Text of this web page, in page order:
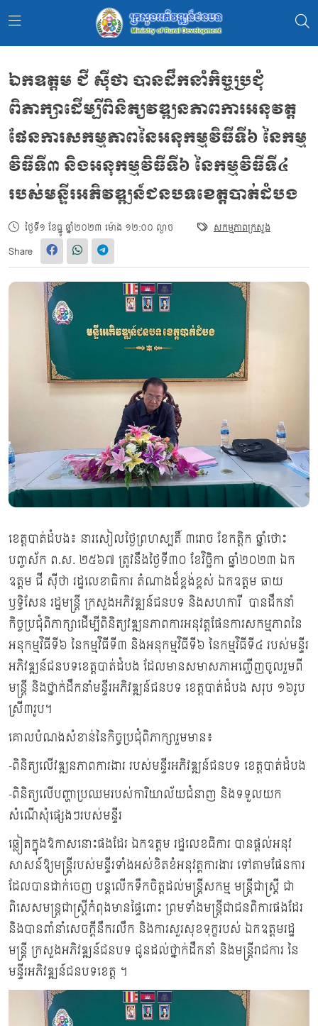
ឯកឧត្តម ជី ស៊ីថា បានដឹកនាំកិច្ចប្រជុំ
ពិភាក្សាដើម្បីពិនិត្យវឌ្ឍនភាពការអនុវត្ត
ផែនការសកម្មភាពនៃអនុកម្មវិធីទី៦ នៃកម្ម
វិធីទី៣ និងអនុកម្មវិធីទី៦ នៃកម្មវិធីទី៤
របស់មន្ទីរអភិវឌ្ឍន៍ជនបទខេត្តបាត់ដំបង
ថ្ងៃទី១ ខែធ្នូ ឆ្នាំ២០២៣ ម៉ោង ១២:០០ ល្ងាច សកម្មភាពក្រសួង
Share
ខេត្តបាត់ដំបង៖ នារសៀលថ្ងៃព្រហស្បតិ៍ ៣រោច ខែកត្តិក ឆ្នាំថោះ
បញ្ចស័ក ព.ស. ២៥៦៧ ត្រូវនឹងថ្ងៃទី៣០ ខែវិច្ឆិកា ឆ្នាំ២០២៣ ឯក
ឧត្តម ជី ស៊ីថា រដ្ឋលេខាធិការ តំណាងដ៏ខ្ពង់ខ្ពស់ ឯកឧត្ដម ឆាយ
ឫទ្ធិសែន រដ្ឋមន្ត្រី ក្រសួងអភិវឌ្ឍន៍ជនបទ និងសហការី បានដឹកនាំ
កិច្ចប្រជុំពិភាក្សាដើម្បីពិនិត្យវឌ្ឍនភាពការអនុវត្តផែនការសកម្មភាពនៃ
អនុកម្មវិធីទី៦ នៃកម្មវិធីទី៣ និងអនុកម្មវិធីទី៦ នៃកម្មវិធីទី៤ របស់មន្ទីរ
អភិវឌ្ឍន៍ជនបទខេត្តបាត់ដំបង ដែលមានសមាសភាអញ្ជើញចូលរួមពី
មន្ត្រី និងថ្នាក់ដឹកនាំមន្ទីរអភិវឌ្ឍន៍ជនបទ ខេត្តបាត់ដំបង សរុប ១៦រូប
ស្រី៣រូប។
គោលបំណងសំខាន់នៃកិច្ចប្រជុំពិភាក្សារួមមាន៖
-ពិនិត្យលើវឌ្ឍនភាពការងារ របស់មន្ទីរអភិវឌ្ឍន៍ជនបទ ខេត្តបាត់ដំបង
-ពិនិត្យលើបញ្ហាប្រឈមរបស់ការិយាល័យជំនាញ និងទទួលយក
សំណើសុំផ្សេងៗរបស់មន្ទីរ
ឆ្លៀតក្នុងឱកាសនោះផងដែរ ឯកឧត្តម រដ្ឋលេខធិការ បានផ្ដល់អនុវ
សាសន៍ឱ្យមន្ត្រីរបស់មន្ទីរទាំងអស់ខិតខំអនុវត្តការងារ ទៅតាមផែនការ
ដែលបានដាក់ចេញ បន្តលើកទឹកចិត្តដល់មន្ត្រីសកម្ម មន្ត្រីជាស្រ្តី ជា
ពិសេសមន្ត្រជាស្រ្តីកំពុងមានផ្ទៃពោះ ព្រមទាំងមន្ត្រីជាជនពិការផងដែរ
និងបានពាំនាំសេចក្តីនឹករលឹក និងការសួរសុខទុក្ខរបស់ ឯកឧត្តមរដ្ឋ
មន្ត្រី ក្រសួងអភិវឌ្ឍន៍ជនបទ ជូនដល់ថ្នាក់ដឹកនាំ និងមន្ត្រីរាជការ នៃ
មន្ទីរអភិវឌ្ឍន៍ជនបទខេត្ត ។